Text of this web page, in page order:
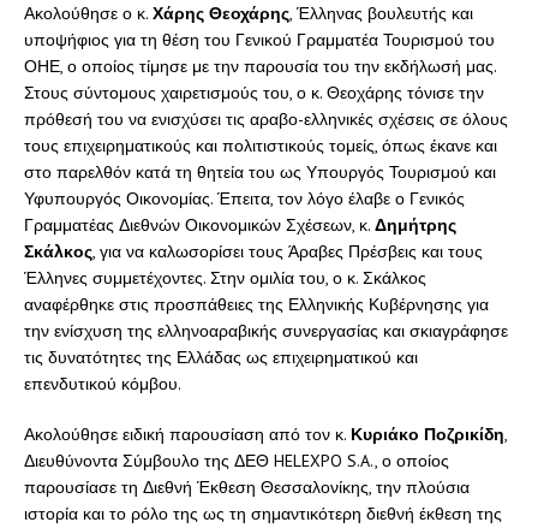
Ακολούθησε ο κ. Χάρης Θεοχάρης, Έλληνας βουλευτής και
υποψήφιος για τη θέση του Γενικού Γραμματέα Τουρισμού του
ΟΗΕ, ο οποίος τίμησε με την παρουσία του την εκδήλωσή μας.
Στους σύντομους χαιρετισμούς του, ο κ. Θεοχάρης τόνισε την
πρόθεσή του να ενισχύσει τις αραβο-ελληνικές σχέσεις σε όλους
τους επιχειρηματικούς και πολιτιστικούς τομείς, όπως έκανε και
στο παρελθόν κατά τη θητεία του ως Υπουργός Τουρισμού και
Υφυπουργός Οικονομίας. Έπειτα, τον λόγο έλαβε ο Γενικός
Γραμματέας Διεθνών Οικονομικών Σχέσεων, κ. Δημήτρης
Σκάλκος, για να καλωσορίσει τους Άραβες Πρέσβεις και τους
Έλληνες συμμετέχοντες. Στην ομιλία του, ο κ. Σκάλκος
αναφέρθηκε στις προσπάθειες της Ελληνικής Κυβέρνησης για
την ενίσχυση της ελληνοαραβικής συνεργασίας και σκιαγράφησε
τις δυνατότητες της Ελλάδας ως επιχειρηματικού και
επενδυτικού κόμβου.
Ακολούθησε ειδική παρουσίαση από τον κ. Κυριάκο Ποζρικίδη,
Διευθύνοντα Σύμβουλο της ΔΕΘ HELEXPO S.A., ο οποίος
παρουσίασε τη Διεθνή Έκθεση Θεσσαλονίκης, την πλούσια
ιστορία και το ρόλο της ως τη σημαντικότερη διεθνή έκθεση της